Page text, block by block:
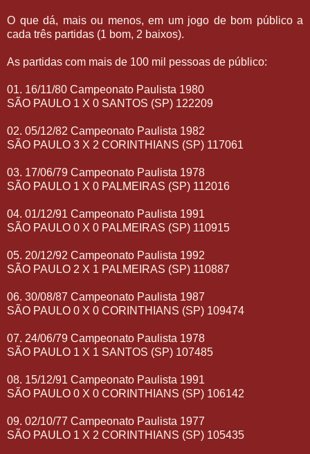
O que dá, mais ou menos, em um jogo de bom público a
cada três partidas (1 bom, 2 baixos).
As partidas com mais de 100 mil pessoas de público:
01. 16/11/80 Campeonato Paulista 1980
SÃO PAULO 1 X 0 SANTOS (SP) 122209
02. 05/12/82 Campeonato Paulista 1982
SÃO PAULO 3 X 2 CORINTHIANS (SP) 117061
03. 17/06/79 Campeonato Paulista 1978
SÃO PAULO 1 X 0 PALMEIRAS (SP) 112016
04. 01/12/91 Campeonato Paulista 1991
SÃO PAULO 0 X 0 PALMEIRAS (SP) 110915
05. 20/12/92 Campeonato Paulista 1992
SÃO PAULO 2 X 1 PALMEIRAS (SP) 110887
06. 30/08/87 Campeonato Paulista 1987
SÃO PAULO 0 X 0 CORINTHIANS (SP) 109474
07. 24/06/79 Campeonato Paulista 1978
SÃO PAULO 1 X 1 SANTOS (SP) 107485
08. 15/12/91 Campeonato Paulista 1991
SÃO PAULO 0 X 0 CORINTHIANS (SP) 106142
09. 02/10/77 Campeonato Paulista 1977
SÃO PAULO 1 X 2 CORINTHIANS (SP) 105435